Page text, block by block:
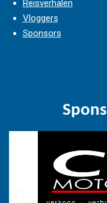
Reisverhalen
Vloggers
Sponsors